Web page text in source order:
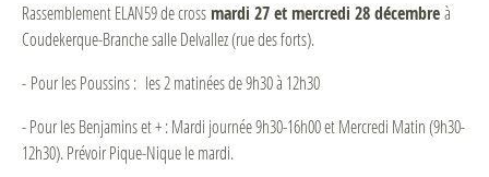
Rassemblement ELAN59 de cross mardi 27 et mercredi 28 décembreà
Coudekerque-Branche salle Delvallez (rue des forts).
- Pour les Poussins : les 2 matinées de 9h30 à 12h30
- Pour les Benjamins et + : Mardi journée 9h30-16h00 et Mercredi Matin (9h30-
12h30). Prévoir Pique-Nique le mardi.